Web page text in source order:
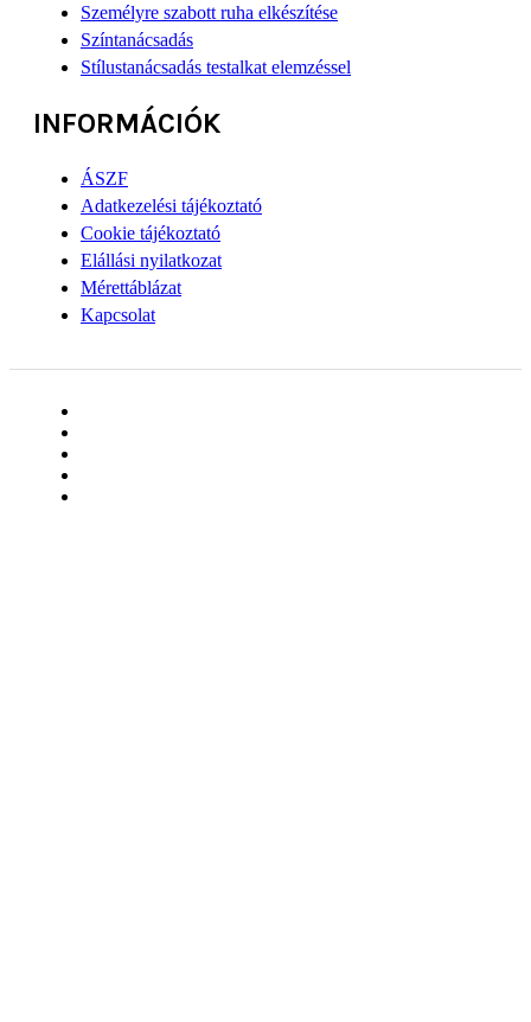
Személyre szabott ruha elkészítése
Színtanácsadás
Stílustanácsadás testalkat elemzéssel
INFORMÁCIÓK
ÁSZF
Adatkezelési tájékoztató
Cookie tájékoztató
Elállási nyilatkozat
Mérettáblázat
Kapcsolat